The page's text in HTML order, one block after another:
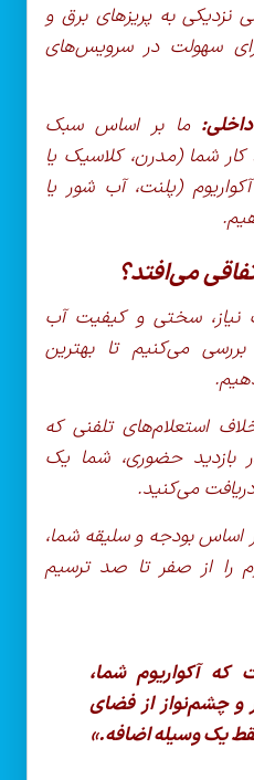
نزدیکی به پریزهای برق و
سهولت در سرویس‌های
ما بر اساس سبک
شما (مدرن، کلاسیک یا
(پلنت، آب شور یا
می‌افتد؟
نیاز، سختی و کیفیت آب
می‌کنیم تا بهترین
استعلام‌های تلفنی که
بازدید حضوری، شما یک
می‌کنید.
اساس بودجه و سلیقه شما،
را از صفر تا صد ترسیم
آکواریوم شما،
و چشم‌نواز از فضای
یک وسیله اضافه.»